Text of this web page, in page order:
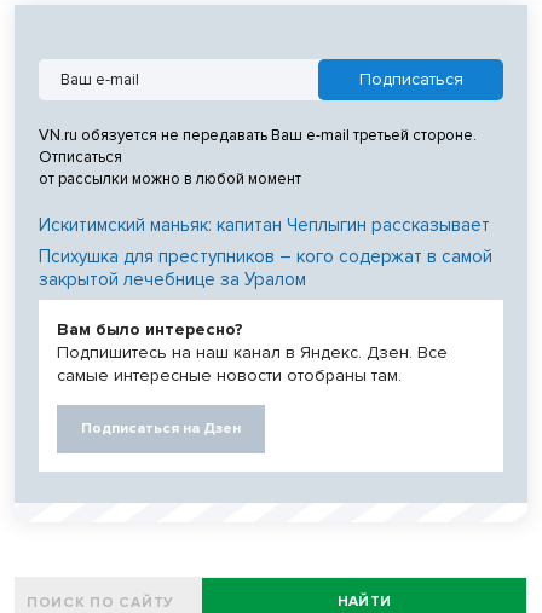
VN.ru обязуется не передавать Ваш e-mail третьей стороне.
Отписаться
от рассылки можно в любой момент
Искитимский маньяк: капитан Чеплыгин рассказывает
Психушка для преступников – кого содержат в самой
закрытой лечебнице за Уралом
Вам было интересно?
Подпишитесь на наш канал в Яндекс. Дзен. Все
самые интересные новости отобраны там.
Подписаться на Дзен
НАЙТИ